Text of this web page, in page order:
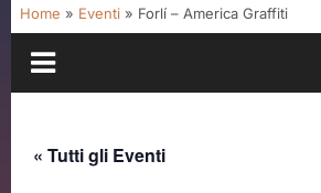
Home » Eventi » Forlí – America Graffiti
« Tutti gli Eventi